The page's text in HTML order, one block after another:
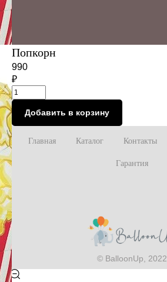
Попкорн
990
₽
Добавить в корзину
Главная Каталог Контакты
Гарантия
© BalloonUp, 2022